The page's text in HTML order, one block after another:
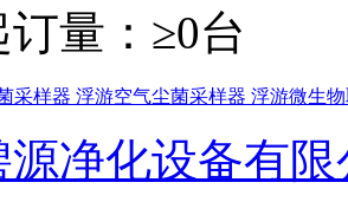
量： ≥0台
采样器 浮游空气尘菌采样器 浮游微生
源净化设备有